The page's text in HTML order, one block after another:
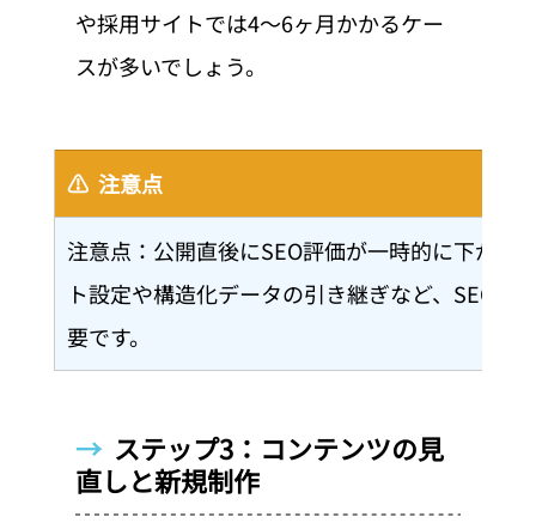
や採用サイトでは4〜6ヶ月かかるケー
スが多いでしょう。
⚠️  注意点
注意点：公開直後にSEO評価が一時的に下がる
ト設定や構造化データの引き継ぎなど、SEO対
要です。
→ ステップ3：コンテンツの見
直しと新規制作